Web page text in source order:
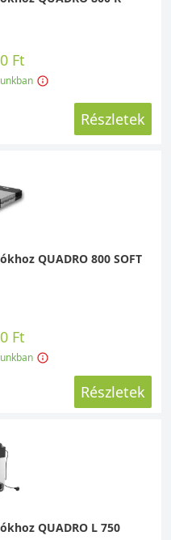
Ft
Részletek
QUADRO 800 SOFT
Ft
Részletek
QUADRO L 750